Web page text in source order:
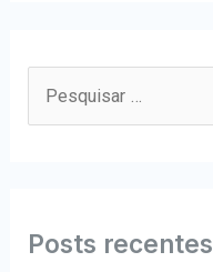
i
Posts recentes